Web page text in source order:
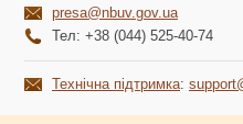
presa@nbuv.gov.ua
Тел: +38 (044) 525-40-74
Технічна підтримка: